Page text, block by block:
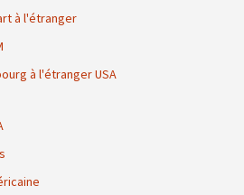
à l'étranger
à l'étranger USA